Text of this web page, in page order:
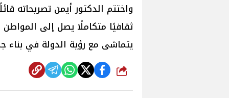
واختتم الدكتور أيمن تصريحاته
ثقافيًا متكاملًا يصل إلى
يتماشى مع رؤية الدولة في
شارك